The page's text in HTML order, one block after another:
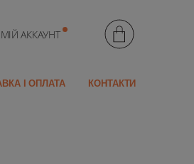
МІЙ АККАУНТ
І ОПЛАТА КОНТАКТИ